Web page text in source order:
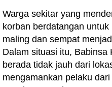
Warga sekitar yang
korban berdatangan
maling dan sempat
Dalam situasi itu, Babinsa
berada tidak jauh dari
mengamankan pelaku